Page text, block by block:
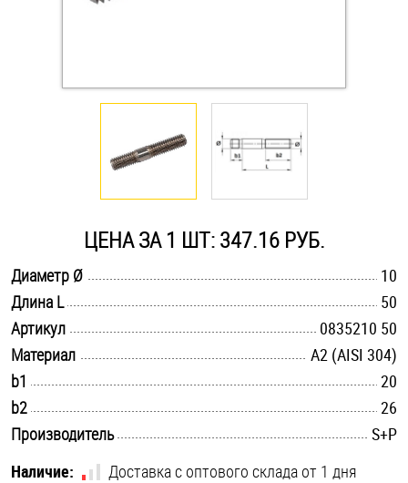
Крюки, кольца с шурупной резьбой
Оснастка и аксессуары для яхт
Саморезы и шурупы
Стопорные кольца
Такелаж
Хомуты
ЦЕНА ЗА 1 ШТ: 347.16 РУБ.
Диаметр Ø
10
Длина L
50
Артикул
0835210 50
Материал
А2 (AISI 304)
b1
20
b2
26
Производитель
S+P
Наличие:
Доставка с оптового склада от 1 дня